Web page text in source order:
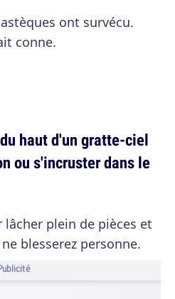
ont survécu.
conne.
haut d'un gratte-ciel
ou s'incruster dans le
plein de pièces et
blesserez personne.